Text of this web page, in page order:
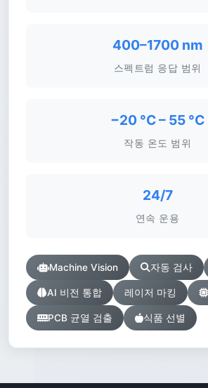
400–1700 nm
스펙트럼 응답 범위
−20 °C – 55 °C
작동 온도 범위
24/7
연속 운용
Machine Vision 자동 검사
AI 비전 통합 레이저 마킹
PCB 균열 검출 식품 선별